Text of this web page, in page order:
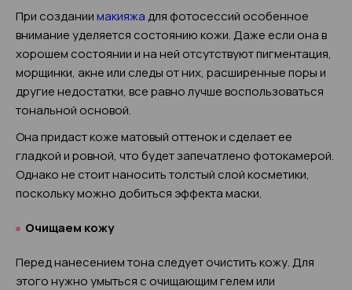
При созданиимакияжадля фотосессий особенное
внимание уделяется состоянию кожи. Даже если она в
хорошем состоянии и на ней отсутствуют пигментация,
морщинки, акне или следы от них, расширенные поры и
другие недостатки, все равно лучше воспользоваться
тональной основой.
Она придаст коже матовый оттенок и сделает ее
гладкой и ровной, что будет запечатлено фотокамерой.
Однако не стоит наносить толстый слой косметики,
поскольку можно добиться эффекта маски.
Очищаем кожу
Перед нанесением тона следует очистить кожу. Для
этого нужно умыться с очищающим гелем или